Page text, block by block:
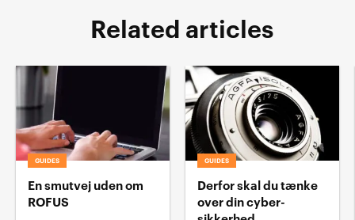
Related articles
GUIDES
En smutvej uden om
ROFUS
GUIDES
Derfor skal du tænke
over din cyber-